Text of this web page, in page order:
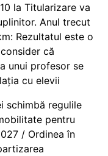
la Titularizare va
Anul trecut
Rezultatul este o
că
unui profesor se
cu elevii
schimbă regulile
pentru
/ Ordinea în